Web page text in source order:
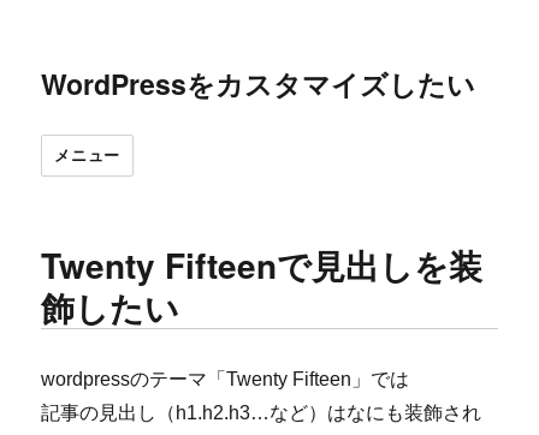
WordPressをカスタマイズしたい
メニュー
Twenty Fifteenで見出しを装
飾したい
wordpressのテーマ「Twenty Fifteen」では
記事の見出し（h1.h2.h3…など）はなにも装飾され